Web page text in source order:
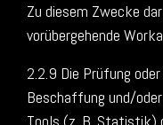
Zu diesem Zwecke
vorübergehende
2.2.9 Die Prüfung
Beschaffung und/